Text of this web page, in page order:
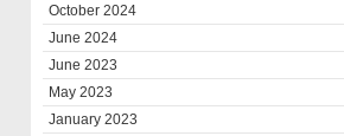
October 2024
June 2024
June 2023
May 2023
January 2023